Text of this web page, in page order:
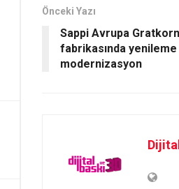
Önceki Yazı
Sappi Avrupa Gratkorn
fabrikasında
modernizasyon